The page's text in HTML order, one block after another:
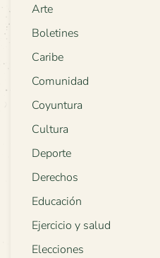
Arte
Boletines
Caribe
Comunidad
Coyuntura
Cultura
Deporte
Derechos
Educación
Ejercicio y salud
Elecciones